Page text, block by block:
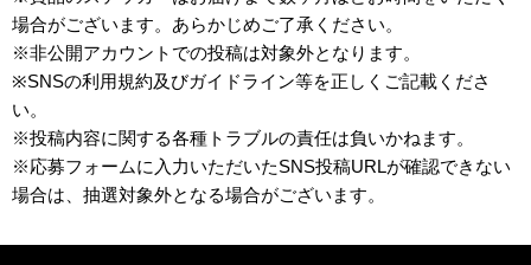
場合がございます。あらかじめご了承ください。
※非公開アカウントでの投稿は対象外となります。
※SNSの利用規約及びガイドライン等を正しくご記載くださ
い。
※投稿内容に関する各種トラブルの責任は負いかねます。
※応募フォームに入力いただいたSNS投稿URLが確認できない
場合は、抽選対象外となる場合がございます。